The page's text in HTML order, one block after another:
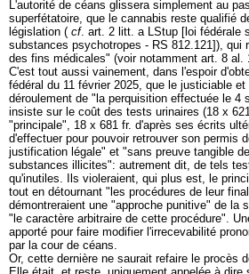
L'autorité de céans glissera simplement au
superfétatoire, que le cannabis reste qualifié
législation ( cf. art. 2 litt. a LStup [loi fédérale
substances psychotropes - RS 812.121]), qui
des fins médicales" (voir notamment art. 8 al.
C'est tout aussi vainement, dans l'espoir
fédéral du 11 février 2025, que le justiciable
déroulement de "la perquisition effectuée le 4
insiste sur le coût des tests urinaires (18 x
"principale", 18 x 681 fr. d'après ses écrits
d'effectuer pour pouvoir retrouver son permis
justification légale" et "sans preuve tangible
substances illicites": autrement dit, de tels
qu'inutiles. Ils violeraient, qui plus est, le
tout en détournant "les procédures de leur
démontreraient une "approche punitive" de la
"le caractère arbitraire de cette procédure".
apporté pour faire modifier l'irrecevabilité
par la cour de céans.
Or, cette dernière ne saurait refaire le procès